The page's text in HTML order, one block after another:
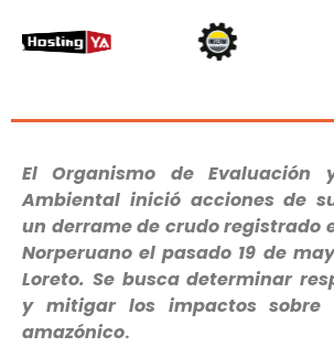
El Organismo de Evaluación
Ambiental inició acciones de
un derrame de crudo registrado
Norperuano el pasado 19 de
Loreto. Se busca determinar
y mitigar los impactos sobre
amazónico.